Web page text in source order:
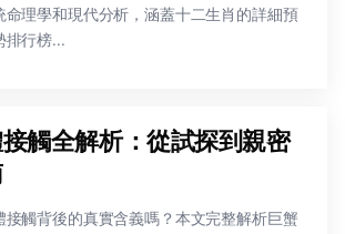
命理學和現代分析，涵蓋十二生肖的詳細預
排行榜...
觸全解析：從試探到親密
接觸背後的真實含義嗎？本文完整解析巨蟹